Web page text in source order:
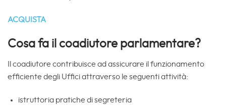
ACQUISTA
Cosa fa il coadiutore parlamentare?
Il coadiutore contribuisce ad assicurare il funzionamento
efficiente degli Uffici attraverso le seguenti attività:
istruttoria pratiche di segreteria